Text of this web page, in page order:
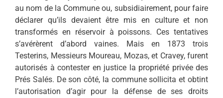
au nom de la Commune ou, subsidiairement, pour faire
déclarer qu’ils devaient être mis en culture et non
transformés en réservoir à poissons. Ces tentatives
s’avérèrent d’abord vaines. Mais en 1873 trois
Testerins, Messieurs Moureau, Mozas, et Cravey, furent
autorisés à contester en justice la propriété privée des
Prés Salés. De son côté, la commune sollicita et obtint
l’autorisation d’agir pour la défense de ses droits